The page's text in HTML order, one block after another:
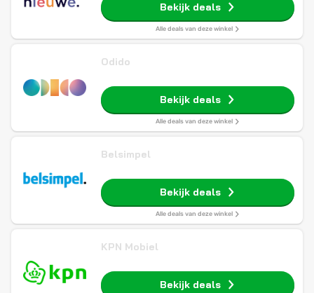
Bekijk deals
Alle deals van deze winkel
Odido
Bekijk deals
Alle deals van deze winkel
Belsimpel
Bekijk deals
Alle deals van deze winkel
KPN Mobiel
Bekijk deals